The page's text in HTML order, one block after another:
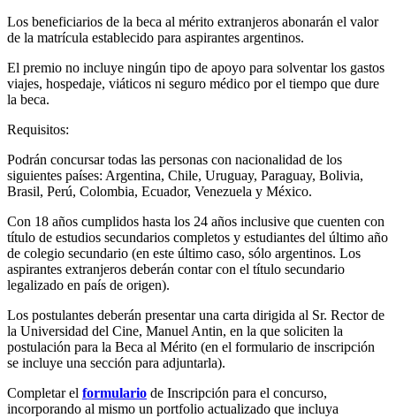
Los beneficiarios de la beca al mérito extranjeros abonarán el valor
de la matrícula establecido para aspirantes argentinos.
El premio no incluye ningún tipo de apoyo para solventar los gastos
viajes, hospedaje, viáticos ni seguro médico por el tiempo que dure
la beca.
Requisitos:
Podrán concursar todas las personas con nacionalidad de los
siguientes países: Argentina, Chile, Uruguay, Paraguay, Bolivia,
Brasil, Perú, Colombia, Ecuador, Venezuela y México.
Con 18 años cumplidos hasta los 24 años inclusive que cuenten con
título de estudios secundarios completos y estudiantes del último año
de colegio secundario (en este último caso, sólo argentinos. Los
aspirantes extranjeros deberán contar con el título secundario
legalizado en país de origen).
Los postulantes deberán presentar una carta dirigida al Sr. Rector de
la Universidad del Cine, Manuel Antin, en la que soliciten la
postulación para la Beca al Mérito (en el formulario de inscripción
se incluye una sección para adjuntarla).
Completar el formulario de Inscripción para el concurso,
incorporando al mismo un portfolio actualizado que incluya